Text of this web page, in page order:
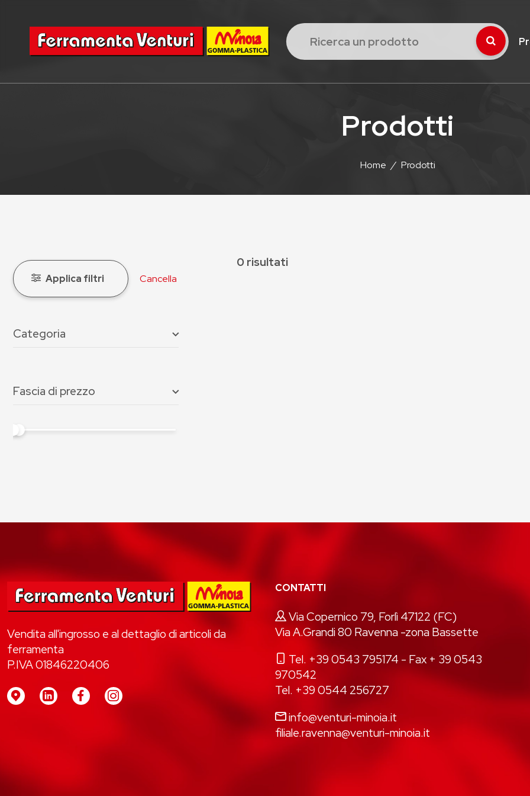
Prodotti
Home / Prodotti
Applica filtri Cancella
Categoria
Fascia di prezzo
0 risultati
Vendita all'ingrosso e al dettaglio di articoli da
ferramenta
P.IVA 01846220406
CONTATTI
Via Copernico 79, Forlì 47122 (FC)
Via A.Grandi 80 Ravenna -zona Bassette
Tel. +39 0543 795174 - Fax + 39 0543
970542
Tel. +39 0544 256727
info@venturi-minoia.it
filiale.ravenna@venturi-minoia.it